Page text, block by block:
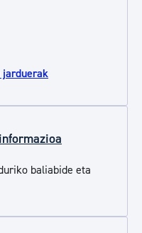
jarduerak
baliabide eta